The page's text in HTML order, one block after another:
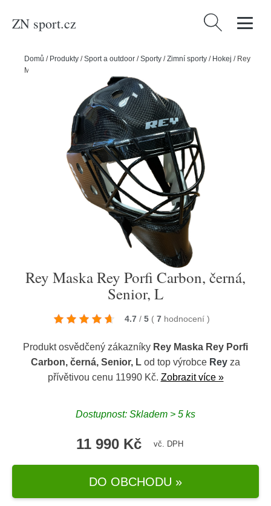
ZN sport.cz Vyhledávání
Domů / Produkty /Sport a outdoor /Sporty /Zimní sporty / Hokej / Rey
Maska Rey Porfi Carbon, černá, Senior, L
Rey Maska Rey Porfi Carbon, černá,
Senior, L
4.7 / 5 ( 7 hodnocení )
Produkt osvědčený zákazníky Rey Maska Rey Porfi
Carbon, černá, Senior, L od top výrobce Rey za
přívětivou cenu 11990 Kč. Zobrazit více »
Dostupnost: Skladem > 5 ks
11 990 Kč vč. DPH
DO OBCHODU »